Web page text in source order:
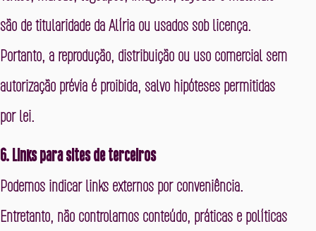
são de titularidade da Alíria ou usados sob licença.
Portanto, a reprodução, distribuição ou uso comercial sem
autorização prévia é proibida, salvo hipóteses permitidas
por lei.
6. Links para sites de terceiros
Podemos indicar links externos por conveniência.
Entretanto, não controlamos conteúdo, práticas e políticas